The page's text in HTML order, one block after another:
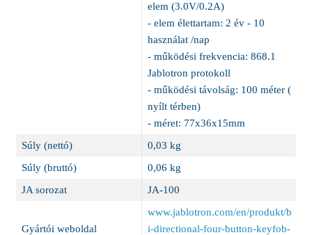
elem (3.0V/0.2A)
- elem élettartam: 2 év - 10
használat /nap
- működési frekvencia: 868.1
Jablotron protokoll
- működési távolság: 100 méter (
nyílt térben)
- méret: 77x36x15mm
Súly (nettó)
0,03 kg
Súly (bruttó)
0,06 kg
JA sorozat
JA-100
Gyártói weboldal
www.jablotron.com/en/produkt/b
i-directional-four-button-keyfob-